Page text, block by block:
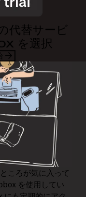
代替サービ
を選択
ころが気に入って
を使用してい